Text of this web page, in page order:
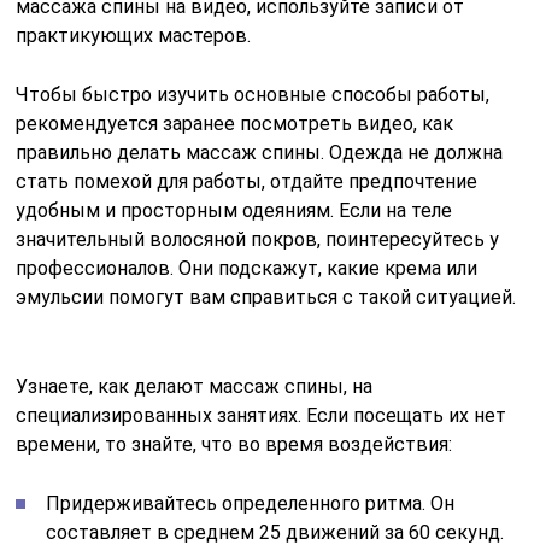
массажа спины на видео, используйте записи от
практикующих мастеров.
Чтобы быстро изучить основные способы работы,
рекомендуется заранее посмотреть видео, как
правильно делать массаж спины. Одежда не должна
стать помехой для работы, отдайте предпочтение
удобным и просторным одеяниям. Если на теле
значительный волосяной покров, поинтересуйтесь у
профессионалов. Они подскажут, какие крема или
эмульсии помогут вам справиться с такой ситуацией.
Узнаете, как делают массаж спины, на
специализированных занятиях. Если посещать их нет
времени, то знайте, что во время воздействия:
Придерживайтесь определенного ритма. Он
составляет в среднем 25 движений за 60 секунд.